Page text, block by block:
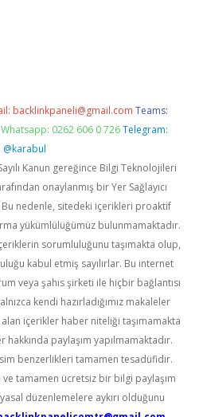
backlinkpaneli@gmail.com Teams:
Whatsapp: 0262 606 0 726 Telegram:
@karabul
Kanun gereğince Bilgi Teknolojileri
onaylanmış bir Yer Sağlayıcı
nedenle, sitedeki içerikleri proaktif
yükümlülüğümüz bulunmamaktadır.
sorumluluğunu taşımakta olup,
kabul etmiş sayılırlar. Bu internet
veya şahıs şirketi ile hiçbir bağlantısı
kendi hazırladığımız makaleler
içerikler haber niteliği taşımamakta
paylaşım yapılmamaktadır.
benzerlikleri tamamen tesadüfidir.
ve tamamen ücretsiz bir bilgi paylaşım
düzenlemelere aykırı olduğunu